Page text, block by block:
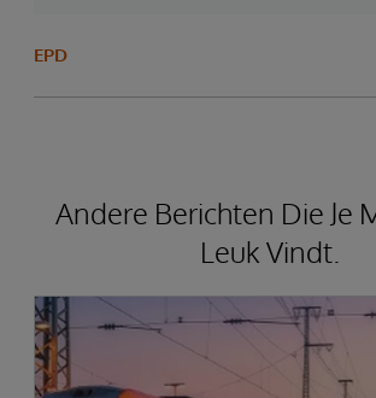
EPD
Andere Berichten Die Je
Leuk Vindt.